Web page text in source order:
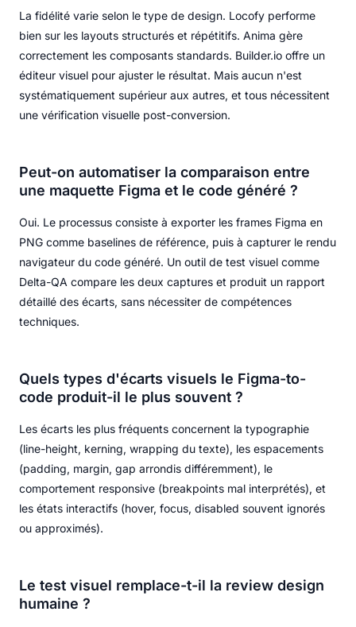
La fidélité varie selon le type de design. Locofy performe
bien sur les layouts structurés et répétitifs. Anima gère
correctement les composants standards. Builder.io offre un
éditeur visuel pour ajuster le résultat. Mais aucun n'est
systématiquement supérieur aux autres, et tous nécessitent
une vérification visuelle post-conversion.
Peut-on automatiser la comparaison entre
une maquette Figma et le code généré ?
Oui. Le processus consiste à exporter les frames Figma en
PNG comme baselines de référence, puis à capturer le rendu
navigateur du code généré. Un outil de test visuel comme
Delta-QA compare les deux captures et produit un rapport
détaillé des écarts, sans nécessiter de compétences
techniques.
Quels types d'écarts visuels le Figma-to-
code produit-il le plus souvent ?
Les écarts les plus fréquents concernent la typographie
(line-height, kerning, wrapping du texte), les espacements
(padding, margin, gap arrondis différemment), le
comportement responsive (breakpoints mal interprétés), et
les états interactifs (hover, focus, disabled souvent ignorés
ou approximés).
Le test visuel remplace-t-il la review design
humaine ?